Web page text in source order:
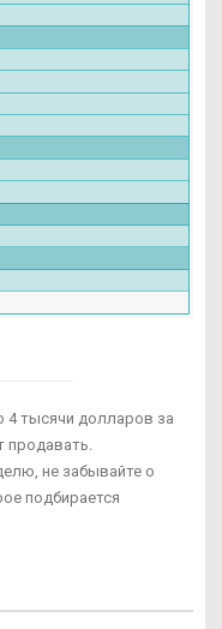
тысячи долларов за
продавать.
не забывайте о
подбирается